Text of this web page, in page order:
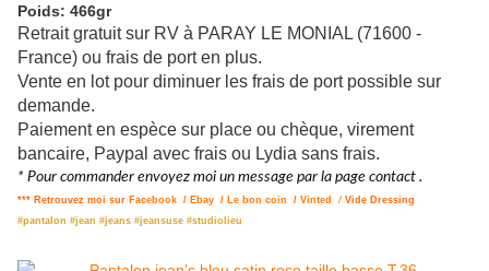
Poids: 466gr
Retrait gratuit sur RV à PARAY LE MONIAL (71600 -
France) ou frais de port en plus.
Vente en lot pour diminuer les frais de port possible sur
demande.
Paiement en espèce sur place ou chèque, virement
bancaire, Paypal avec frais ou Lydia sans frais.
* Pour commander envoyez moi un message par la page contact .
*** Retrouvez moi sur Facebook / Ebay / Le bon coin / Vinted / Vide Dressing
#pantalon #jean #jeans #jeansuse #studiolieu